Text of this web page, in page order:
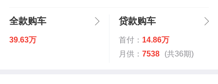
全款购车
39.63万
贷款购车
首付： 14.86万
月供： 7538 (共36期)